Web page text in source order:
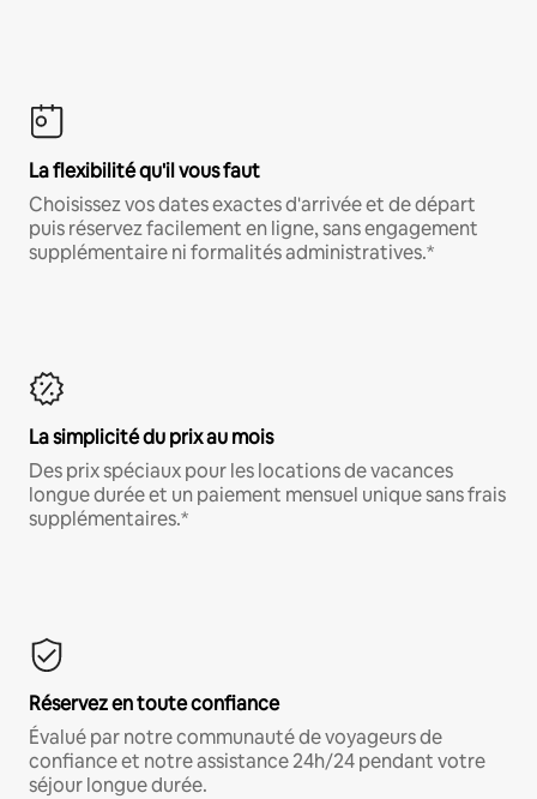
La flexibilité qu'il vous faut
Choisissez vos dates exactes d'arrivée et de départ
puis réservez facilement en ligne, sans engagement
supplémentaire ni formalités administratives.*
La simplicité du prix au mois
Des prix spéciaux pour les locations de vacances
longue durée et un paiement mensuel unique sans frais
supplémentaires.*
Réservez en toute confiance
Évalué par notre communauté de voyageurs de
confiance et notre assistance 24h/24 pendant votre
séjour longue durée.